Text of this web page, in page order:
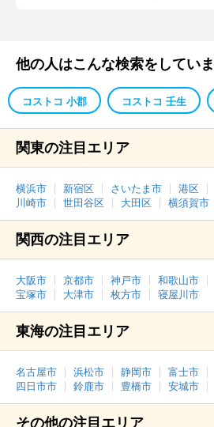
他の人はこんな検索をしてい
コストコ 小郡 コストコ 壬生
関東の注目エリア
横浜市 新宿区 さいたま市 港区
川崎市
世田谷区 大田区 横須賀市
関西の注目エリア
大阪市 京都市 神戸市 和歌山市
宝塚市
大津市 枚方市 寝屋川市
東海の注目エリア
名古屋市 浜松市 静岡市 富士市
四日市市
鈴鹿市 豊橋市 安城市
その他の注目エリア